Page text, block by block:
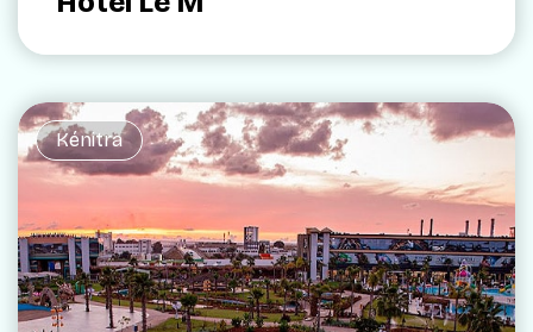
Kénitra